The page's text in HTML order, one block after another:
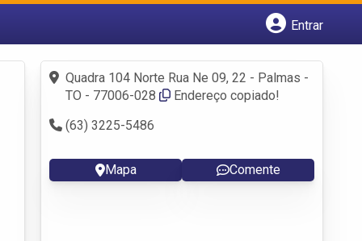
Entrar
Fazer login
Criar conta
Quadra 104 Norte Rua Ne 09, 22 - Palmas -
TO - 77006-028
Endereço copiado!
(63) 3225-5486
Mapa Comente